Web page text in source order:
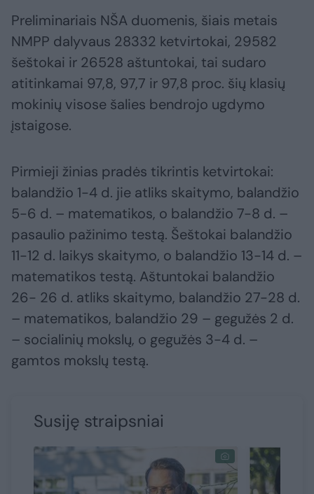
Preliminariais NŠA duomenis, šiais metais
NMPP dalyvaus 28332 ketvirtokai, 29582
šeštokai ir 26528 aštuntokai, tai sudaro
atitinkamai 97,8, 97,7 ir 97,8 proc. šių klasių
mokinių visose šalies bendrojo ugdymo
įstaigose.
Pirmieji žinias pradės tikrintis ketvirtokai:
balandžio 1-4 d. jie atliks skaitymo, balandžio
5-6 d. – matematikos, o balandžio 7-8 d. –
pasaulio pažinimo testą. Šeštokai balandžio
11-12 d. laikys skaitymo, o balandžio 13-14 d. –
matematikos testą. Aštuntokai balandžio
26- 26 d. atliks skaitymo, balandžio 27-28 d.
– matematikos, balandžio 29 – gegužės 2 d.
– socialinių mokslų, o gegužės 3-4 d. –
gamtos mokslų testą.
Susiję straipsniai